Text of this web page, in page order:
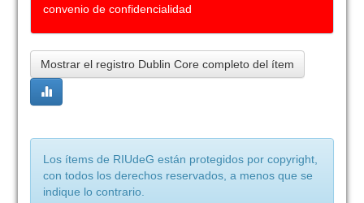
convenio de confidencialidad
Mostrar el registro Dublin Core completo del ítem
Los ítems de RIUdeG están protegidos por copyright,
con todos los derechos reservados, a menos que se
indique lo contrario.